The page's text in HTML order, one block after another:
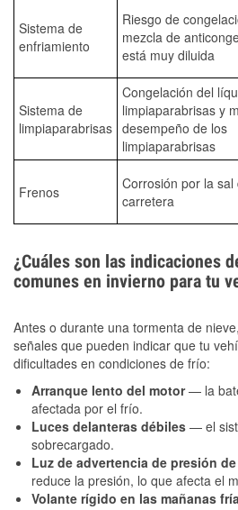
Sistema de
enfriamiento
Riesgo de
mezcla de
está muy diluida
Sistema de
limpiaparabrisas
Congelación del
limpiaparabrisas y
desempeño de los
limpiaparabrisas
Frenos
Corrosión por la sal
carretera
¿Cuáles son las indicaciones
comunes en invierno para tu
Antes o durante una tormenta de
señales que pueden indicar que tu
dificultades en condiciones de frío:
Arranque lento del motor— la
afectada por el frío.
Luces delanteras débiles — el
sobrecargado.
Luz de advertencia de presión
reduce la presión, lo que afecta el
Volante rígido en las mañanas